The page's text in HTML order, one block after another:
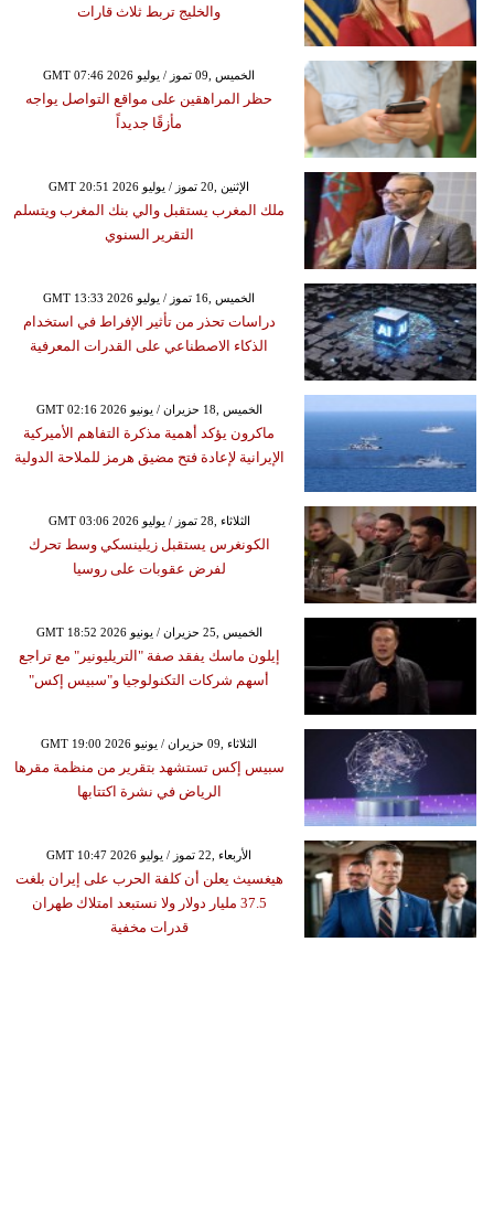
والخليج تربط ثلاث قارات
GMT 07:46 2026 الخميس ,09 تموز / يوليو
حظر المراهقين على مواقع التواصل يواجه
مأزقًا جديداً
GMT 20:51 2026 الإثنين ,20 تموز / يوليو
ملك المغرب يستقبل والي بنك المغرب ويتسلم
التقرير السنوي
GMT 13:33 2026 الخميس ,16 تموز / يوليو
دراسات تحذر من تأثير الإفراط في استخدام
الذكاء الاصطناعي على القدرات المعرفية
GMT 02:16 2026 الخميس ,18 حزيران / يونيو
ماكرون يؤكد أهمية مذكرة التفاهم الأميركية
الإيرانية لإعادة فتح مضيق هرمز للملاحة الدولية
GMT 03:06 2026 الثلاثاء ,28 تموز / يوليو
الكونغرس يستقبل زيلينسكي وسط تحرك
لفرض عقوبات على روسيا
GMT 18:52 2026 الخميس ,25 حزيران / يونيو
إيلون ماسك يفقد صفة "التريليونير" مع تراجع
أسهم شركات التكنولوجيا و"سبيس إكس"
GMT 19:00 2026 الثلاثاء ,09 حزيران / يونيو
سبيس إكس تستشهد بتقرير من منظمة مقرها
الرياض في نشرة اكتتابها
GMT 10:47 2026 الأربعاء ,22 تموز / يوليو
هيغسيث يعلن أن كلفة الحرب على إيران بلغت
37.5 مليار دولار ولا نستبعد امتلاك طهران
قدرات مخفية